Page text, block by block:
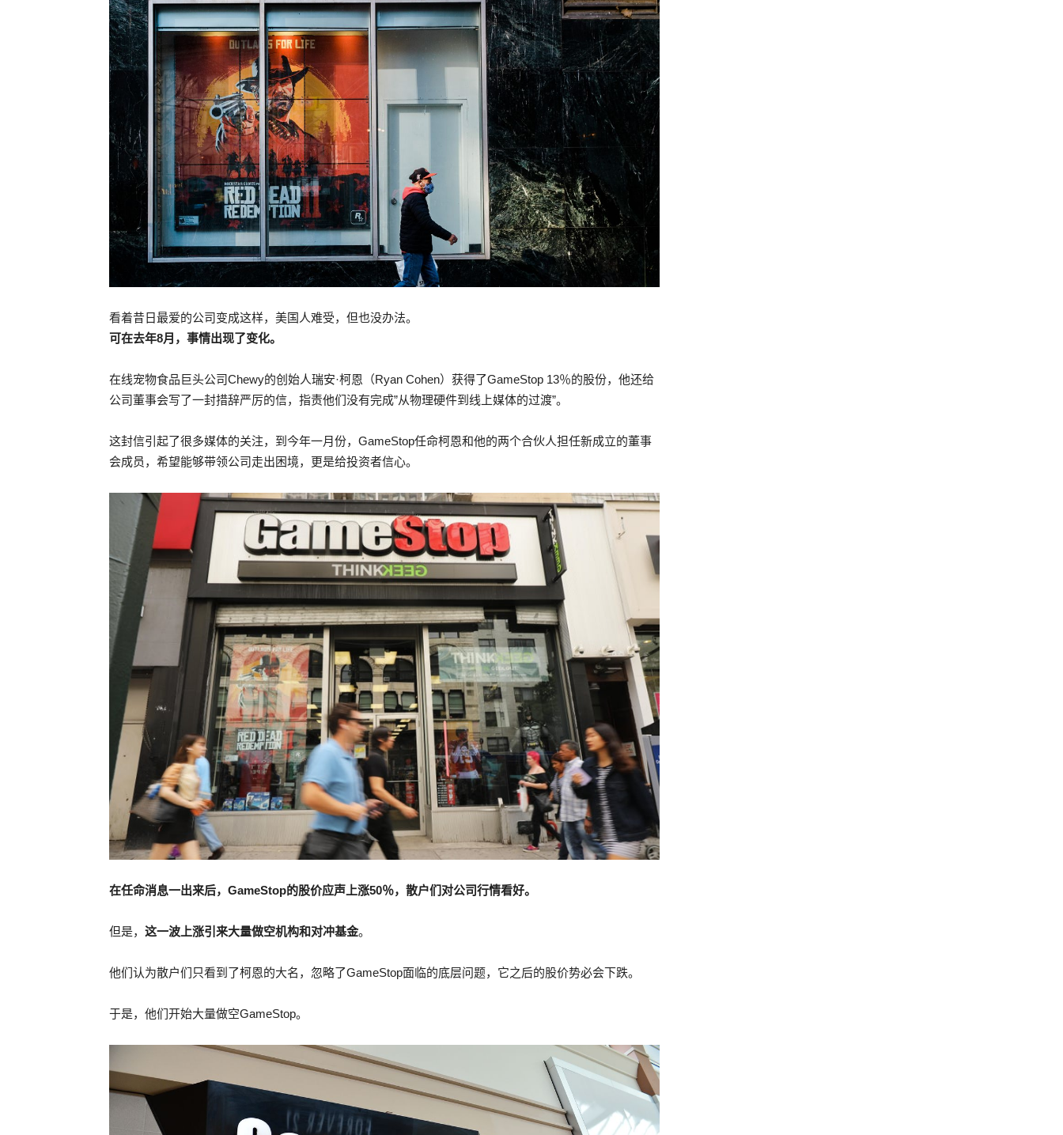
看着昔日最爱的公司变成这样，美国人难受，但也没办法。
可在去年8月，事情出现了变化。
在线宠物食品巨头公司Chewy的创始人瑞安·柯恩（Ryan Cohen）获得了GameStop 13％的股份，他还给
公司董事会写了一封措辞严厉的信，指责他们没有完成”从物理硬件到线上媒体的过渡”。
这封信引起了很多媒体的关注，到今年一月份，GameStop任命柯恩和他的两个合伙人担任新成立的董事
会成员，希望能够带领公司走出困境，更是给投资者信心。
在任命消息一出来后，GameStop的股价应声上涨50％，散户们对公司行情看好。
但是， 这一波上涨引来大量做空机构和对冲基金。
他们认为散户们只看到了柯恩的大名，忽略了GameStop面临的底层问题，它之后的股价势必会下跌。
于是，他们开始大量做空GameStop。